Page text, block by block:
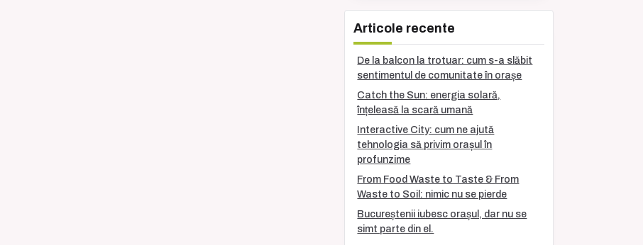
Articole recente
De la balcon la trotuar: cum s-a slăbit
sentimentul de comunitate în orașe
Catch the Sun: energia solară,
înțeleasă la scară umană
Interactive City: cum ne ajută
tehnologia să privim orașul în
profunzime
From Food Waste to Taste & From
Waste to Soil: nimic nu se pierde
Bucureștenii iubesc orașul, dar nu se
simt parte din el.